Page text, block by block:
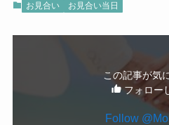
お見合い お見合い当日
この記事が気
フォロー
Follow